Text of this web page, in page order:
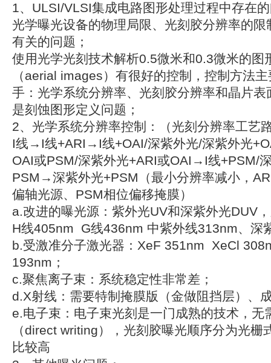
1、ULSI/VLSI集成电路图形处理过程中存在
光学曝光设备的物理局限、光刻胶分辨率的
有关的问题；
使用光学光刻技术解析0.5微米和0.3微米的图
（aerial images）有很好的控制，控制方法
手：光学系统分辨率、光刻胶分辨率和晶片
是刻蚀图形定义问题；
2、光学系统分辨率控制：（光刻分辨率工艺
I线→I线+ARI→I线+OAI/深紫外光/深紫外光
OAI或PSM/深紫外光+ARI或OAI→I线+PSM/
PSM→深紫外光+PSM（最小分辨率减小，
偏轴光源、PSM相位偏移掩膜）
a.改进的曝光源：紫外光UV和深紫外光DUV
H线405nm G线436nm 中紫外线313nm、深
b.受激准分子激光器：XeF 351nm XeCl
193nm；
c.聚焦离子束：系统稳定性非常差；
d.X射线：需要特制掩膜版（金做阻挡层）、
e.电子束：电子束光刻是一门成熟的技术，无
（direct writing），光刻胶曝光顺序分为光栅
比较高